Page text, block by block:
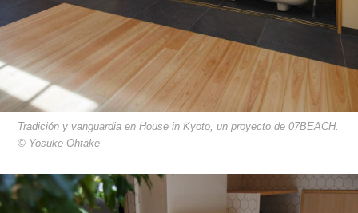
Tradición y vanguardia en House in Kyoto, un proyecto de 07BEACH.
© Yosuke Ohtake